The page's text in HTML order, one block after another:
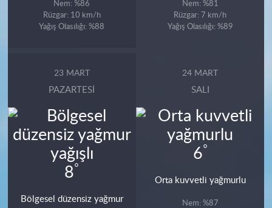
Nem: %86
Rüzgar: 10 km/h
Yağış Olasılığı: %88
Nem: %81
Rüzgar: 7 km/h
Yağış Olasılığı: %89
23 MART
PAZARTESI
8°
Bölgesel düzensiz yağmur
24 MART
SALI
6°
Orta kuvvetli yağmurlu
Nem: %87